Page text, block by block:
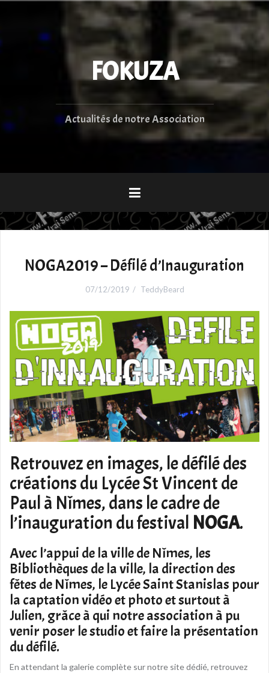
principal
FOKUZA
Actualités de notre Association
NOGA2019 – Défilé d’Inauguration
07/12/2019 TeddyBeard
Retrouvez en images, le défilé des
créations du Lycée St Vincent de
Paul à Nîmes, dans le cadre de
l’inauguration du festival NOGA.
Avec l’appui de la ville de Nîmes, les
Bibliothèques de la ville, la direction des
fêtes de Nîmes, le Lycée Saint Stanislas pour
la captation vidéo et photo et surtout à
Julien, grâce à qui notre association à pu
venir poser le studio et faire la présentation
du défilé.
En attendant la galerie complète sur notre site dédié, retrouvez